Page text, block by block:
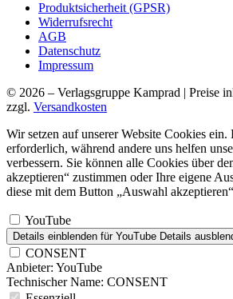
Produktsicherheit (GPSR)
Widerrufsrecht
AGB
Datenschutz
Impressum
© 2026 – Verlagsgruppe Kamprad | Preise
zzgl. Versandkosten
Wir setzen auf unserer Website Cookies
erforderlich, während andere uns helfen
verbessern. Sie können alle Cookies über
akzeptieren“ zustimmen oder Ihre eigene
diese mit dem Button „Auswahl
YouTube
Details einblenden für YouTube Details
CONSENT
Anbieter: YouTube
Technischer Name: CONSENT